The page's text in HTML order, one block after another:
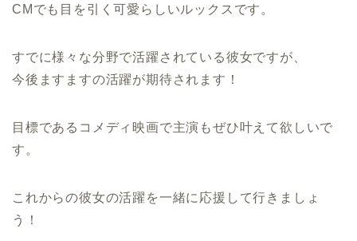
CMでも目を引く可愛らしいルックスです。
すでに様々な分野で活躍されている彼女ですが、
今後ますますの活躍が期待されます！
目標であるコメディ映画で主演もぜひ叶えて欲しいで
す。
これからの彼女の活躍を一緒に応援して行きましょ
う！